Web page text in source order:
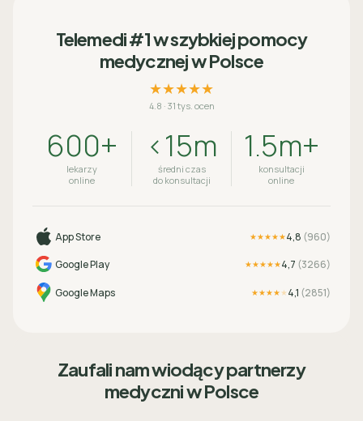
Telemedi #1 w szybkiej pomocy
medycznej w Polsce
★★★★★
4.8 · 31 tys. ocen
600+
lekarzy
online
<15m
średni czas
do konsultacji
1.5m+
konsultacji
online
App Store ★★★★★4,8 (960)
Google Play
★★★★★4,7 (3266)
Google Maps ★★★★★4,1 (2851)
Zaufali nam wiodący partnerzy
medyczni w Polsce